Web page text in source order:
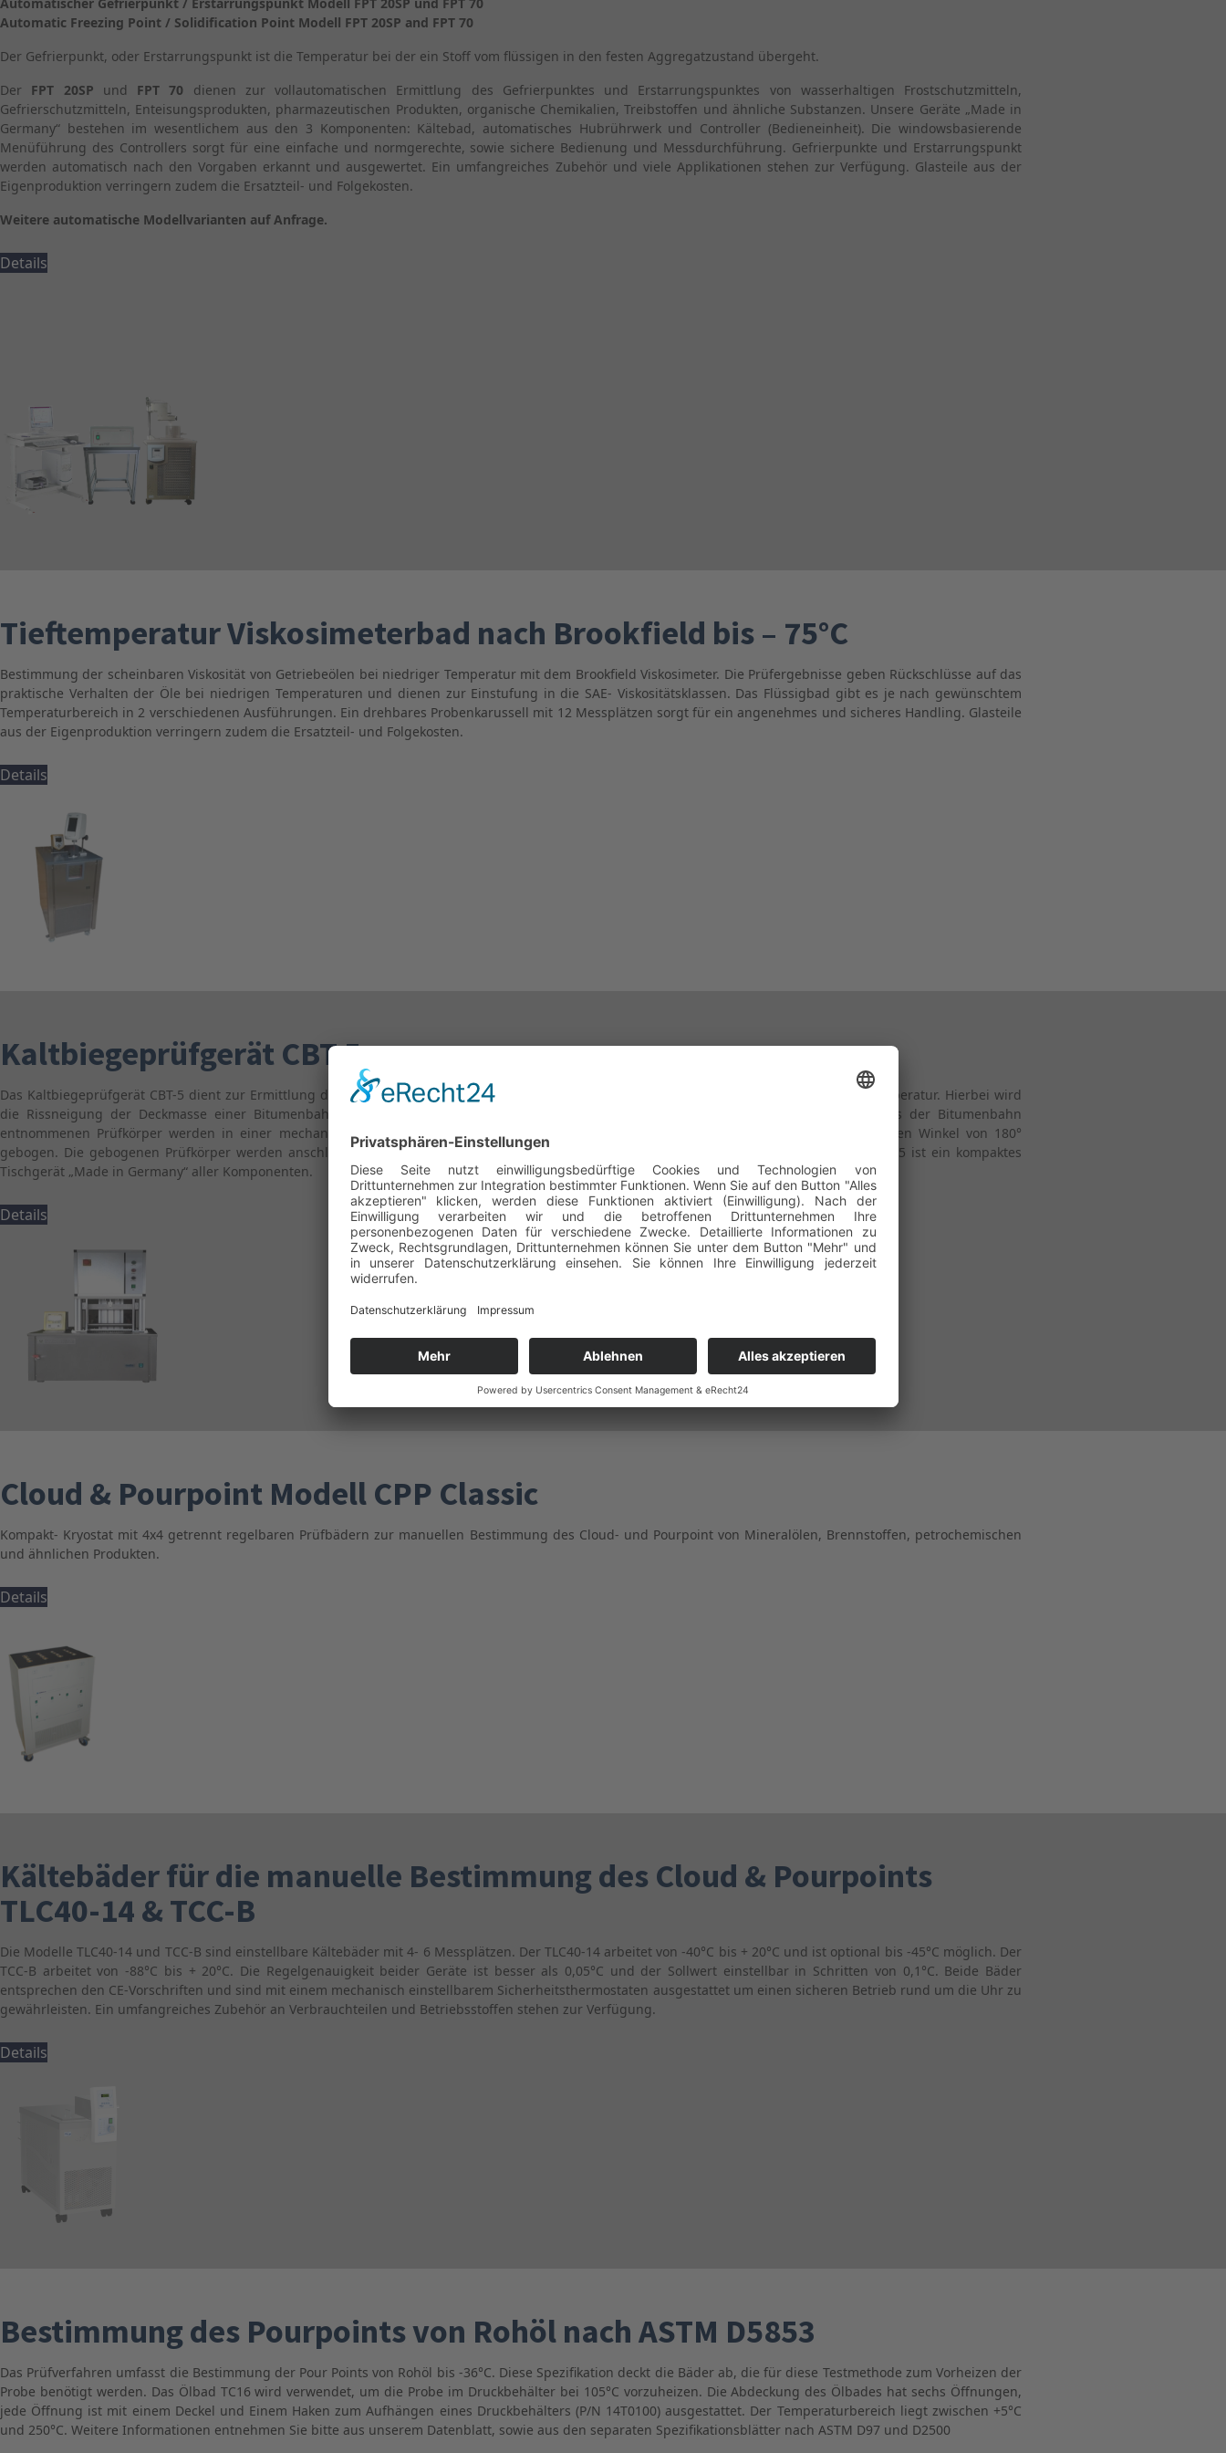
Automatic Freezing Point / Solidification Point Modell FPT 20SP and FPT 70
Der Gefrierpunkt, oder Erstarrungspunkt ist die Temperatur bei der ein Stoff vom flüssigen in den festen Aggregatzustand übergeht.
Der FPT 20SP und FPT 70 dienen zur vollautomatischen Ermittlung des Gefrierpunktes und Erstarrungspunktes von wasserhaltigen Frostschutzmitteln,
Gefrierschutzmitteln, Enteisungsprodukten, pharmazeutischen Produkten, organische Chemikalien, Treibstoffen und ähnliche Substanzen. Unsere Geräte „Made in
Germany“ bestehen im wesentlichem aus den 3 Komponenten: Kältebad, automatisches Hubrührwerk und Controller (Bedieneinheit). Die windowsbasierende
Menüführung des Controllers sorgt für eine einfache und normgerechte, sowie sichere Bedienung und Messdurchführung. Gefrierpunkte und Erstarrungspunkt
werden automatisch nach den Vorgaben erkannt und ausgewertet. Ein umfangreiches Zubehör und viele Applikationen stehen zur Verfügung. Glasteile aus der
Eigenproduktion verringern zudem die Ersatzteil- und Folgekosten.
Weitere automatische Modellvarianten auf Anfrage.
Details
Tieftemperatur Viskosimeterbad nach Brookfield bis – 75°C
Bestimmung der scheinbaren Viskosität von Getriebeölen bei niedriger Temperatur mit dem Brookfield Viskosimeter. Die Prüfergebnisse geben Rückschlüsse auf das
praktische Verhalten der Öle bei niedrigen Temperaturen und dienen zur Einstufung in die SAE- Viskositätsklassen. Das Flüssigbad gibt es je nach gewünschtem
Temperaturbereich in 2 verschiedenen Ausführungen. Ein drehbares Probenkarussell mit 12 Messplätzen sorgt für ein angenehmes und sicheres Handling. Glasteile
aus der Eigenproduktion verringern zudem die Ersatzteil- und Folgekosten.
Details
Kaltbiegeprüfgerät CBT 5
Das Kaltbiegeprüfgerät CBT-5 dient zur Ermittlung des Kaltbiegeverhaltens von 5 Bitumenbahnen gemäß DIN EN 1109:2013 bei niedriger Temperatur. Hierbei wird
die Rissneigung der Deckmasse einer Bitumenbahn ermittelt, die unter definierten Bedingungen auf Biegung beansprucht wird. Die aus der Bitumenbahn
entnommenen Prüfkörper werden in einer mechanischen Biegevorrichtung, die in einem Kältebad steht, an Ober- bzw. Unterseite um einen Winkel von 180°
gebogen. Die gebogenen Prüfkörper werden anschließend visuell auf das Vorhandensein von Rissen in der Deckmasse untersucht. Der CBT 5 ist ein kompaktes
Tischgerät „Made in Germany“ aller Komponenten.
Details
Cloud & Pourpoint Modell CPP Classic
Kompakt- Kryostat mit 4x4 getrennt regelbaren Prüfbädern zur manuellen Bestimmung des Cloud- und Pourpoint von Mineralölen, Brennstoffen, petrochemischen
und ähnlichen Produkten.
Details
Kältebäder für die manuelle Bestimmung des Cloud & Pourpoints
TLC40-14 & TCC-B
Die Modelle TLC40-14 und TCC-B sind einstellbare Kältebäder mit 4- 6 Messplätzen. Der TLC40-14 arbeitet von -40°C bis + 20°C und ist optional bis -45°C möglich. Der
TCC-B arbeitet von -88°C bis + 20°C. Die Regelgenauigkeit beider Geräte ist besser als 0,05°C und der Sollwert einstellbar in Schritten von 0,1°C. Beide Bäder
entsprechen den CE-Vorschriften und sind mit einem mechanisch einstellbarem Sicherheitsthermostaten ausgestattet um einen sicheren Betrieb rund um die Uhr zu
gewährleisten. Ein umfangreiches Zubehör an Verbrauchteilen und Betriebsstoffen stehen zur Verfügung.
Details
Bestimmung des Pourpoints von Rohöl nach ASTM D5853
Das Prüfverfahren umfasst die Bestimmung der Pour Points von Rohöl bis -36°C. Diese Spezifikation deckt die Bäder ab, die für diese Testmethode zum Vorheizen der
Probe benötigt werden. Das Ölbad TC16 wird verwendet, um die Probe im Druckbehälter bei 105°C vorzuheizen. Die Abdeckung des Ölbades hat sechs Öffnungen,
jede Öffnung ist mit einem Deckel und Einem Haken zum Aufhängen eines Druckbehälters (P/N 14T0100) ausgestattet. Der Temperaturbereich liegt zwischen +5°C
und 250°C. Weitere Informationen entnehmen Sie bitte aus unserem Datenblatt, sowie aus den separaten Spezifikationsblätter nach ASTM D97 und D2500